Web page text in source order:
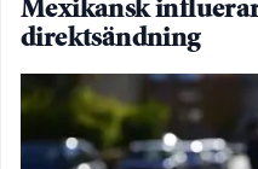
Mexikansk
direktsändning